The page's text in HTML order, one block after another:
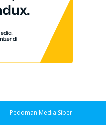
Pedoman Media Siber